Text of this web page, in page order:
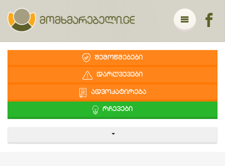
ᲨᲔᲛᲝᲬᲛᲔᲑᲔᲑᲘ
ᲓᲐᲠᲦᲕᲔᲕᲔᲑᲘ
ᲐᲓᲕᲝᲙᲐᲢᲘᲠᲔᲑᲐ
ᲠᲩᲔᲕᲔᲑᲘ